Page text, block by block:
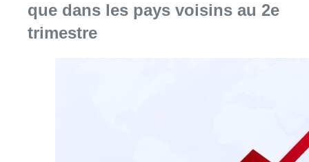
que dans les pays voisins au 2e
trimestre